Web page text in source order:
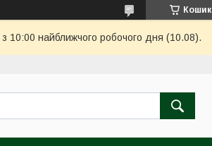
Кошик
10:00 найближчого робочого дня (10.08).